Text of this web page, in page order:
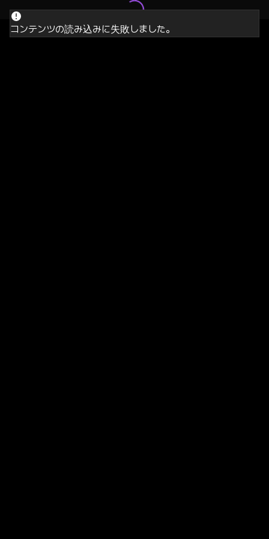
コンテンツの読み込みに失敗しました。